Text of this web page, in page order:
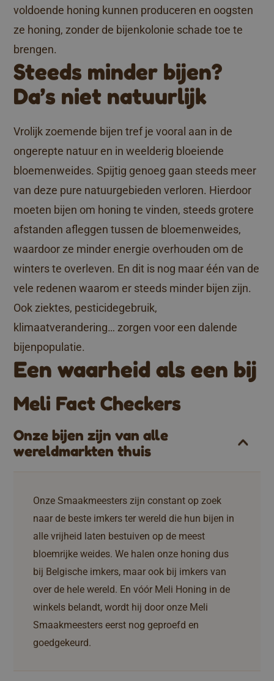
voldoende honing kunnen produceren en oogsten
ze honing, zonder de bijenkolonie schade toe te
brengen.
Steeds minder bijen?
Da’s niet natuurlijk
Vrolijk zoemende bijen tref je vooral aan in de
ongerepte natuur en in weelderig bloeiende
bloemenweides. Spijtig genoeg gaan steeds meer
van deze pure natuurgebieden verloren. Hierdoor
moeten bijen om honing te vinden, steeds grotere
afstanden afleggen tussen de bloemenweides,
waardoor ze minder energie overhouden om de
winters te overleven. En dit is nog maar één van de
vele redenen waarom er steeds minder bijen zijn.
Ook ziektes, pesticidegebruik,
klimaatverandering… zorgen voor een dalende
bijenpopulatie.
Een waarheid als een bij
Meli Fact Checkers
Onze bijen zijn van alle
wereldmarkten thuis
Onze Smaakmeesters zijn constant op zoek
naar de beste imkers ter wereld die hun bijen in
alle vrijheid laten bestuiven op de meest
bloemrijke weides. We halen onze honing dus
bij Belgische imkers, maar ook bij imkers van
over de hele wereld. En vóór Meli Honing in de
winkels belandt, wordt hij door onze Meli
Smaakmeesters eerst nog geproefd en
goedgekeurd.